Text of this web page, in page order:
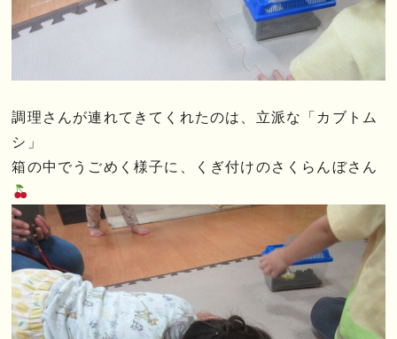
調理さんが連れてきてくれたのは、立派な「カブトム
シ」
箱の中でうごめく様子に、くぎ付けのさくらんぼさん